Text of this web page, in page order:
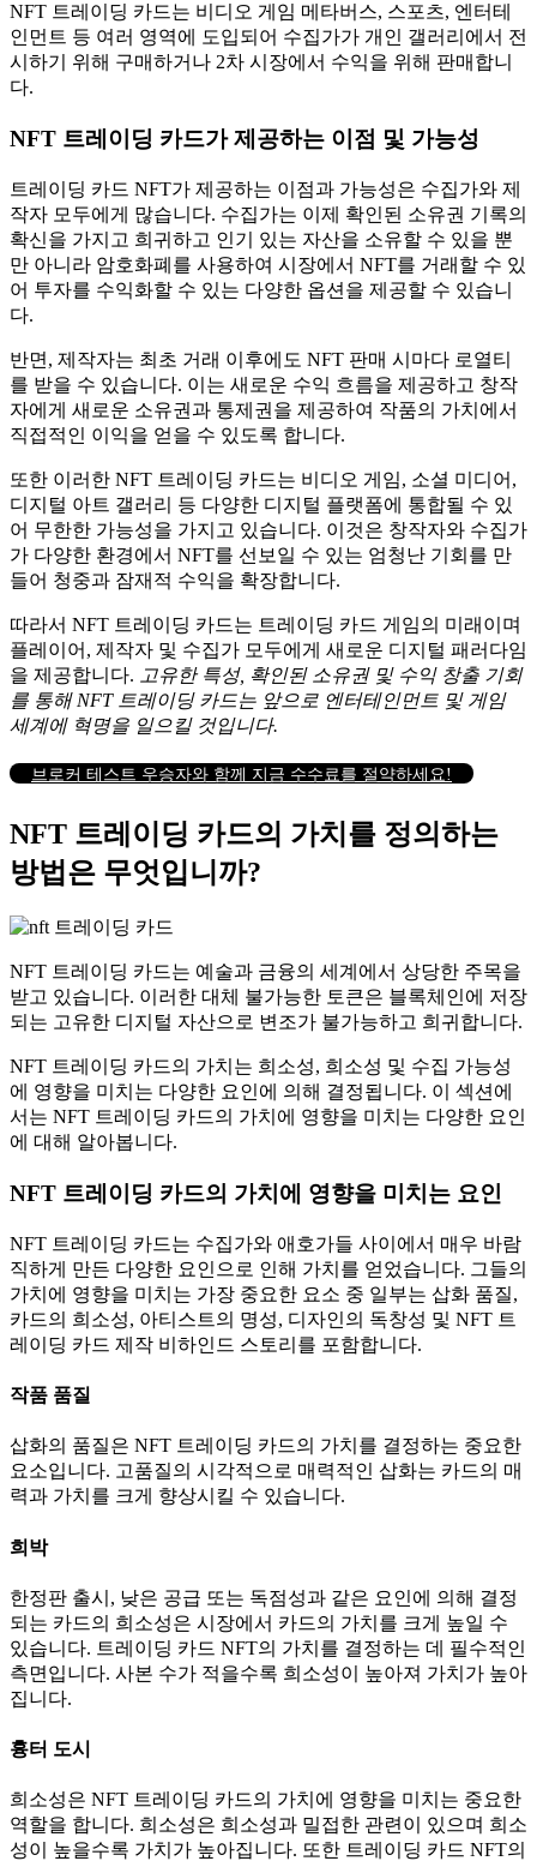
NFT 트레이딩 카드는 비디오 게임 메타버스, 스포츠, 엔터테
인먼트 등 여러 영역에 도입되어 수집가가 개인 갤러리에서 전
시하기 위해 구매하거나 2차 시장에서 수익을 위해 판매합니
다.
NFT 트레이딩 카드가 제공하는 이점 및 가능성
트레이딩 카드 NFT가 제공하는 이점과 가능성은 수집가와 제
작자 모두에게 많습니다. 수집가는 이제 확인된 소유권 기록의
확신을 가지고 희귀하고 인기 있는 자산을 소유할 수 있을 뿐
만 아니라 암호화폐를 사용하여 시장에서 NFT를 거래할 수 있
어 투자를 수익화할 수 있는 다양한 옵션을 제공할 수 있습니
다.
반면, 제작자는 최초 거래 이후에도 NFT 판매 시마다 로열티
를 받을 수 있습니다. 이는 새로운 수익 흐름을 제공하고 창작
자에게 새로운 소유권과 통제권을 제공하여 작품의 가치에서
직접적인 이익을 얻을 수 있도록 합니다.
또한 이러한 NFT 트레이딩 카드는 비디오 게임, 소셜 미디어,
디지털 아트 갤러리 등 다양한 디지털 플랫폼에 통합될 수 있
어 무한한 가능성을 가지고 있습니다. 이것은 창작자와 수집가
가 다양한 환경에서 NFT를 선보일 수 있는 엄청난 기회를 만
들어 청중과 잠재적 수익을 확장합니다.
따라서 NFT 트레이딩 카드는 트레이딩 카드 게임의 미래이며
플레이어, 제작자 및 수집가 모두에게 새로운 디지털 패러다임
을 제공합니다. 고유한 특성, 확인된 소유권 및 수익 창출 기회
를 통해 NFT 트레이딩 카드는 앞으로 엔터테인먼트 및 게임
세계에 혁명을 일으킬 것입니다.
브로커 테스트 우승자와 함께 지금 수수료를 절약하세요!
NFT 트레이딩 카드의 가치를 정의하는
방법은 무엇입니까?
NFT 트레이딩 카드는 예술과 금융의 세계에서 상당한 주목을
받고 있습니다. 이러한 대체 불가능한 토큰은 블록체인에 저장
되는 고유한 디지털 자산으로 변조가 불가능하고 희귀합니다.
NFT 트레이딩 카드의 가치는 희소성, 희소성 및 수집 가능성
에 영향을 미치는 다양한 요인에 의해 결정됩니다. 이 섹션에
서는 NFT 트레이딩 카드의 가치에 영향을 미치는 다양한 요인
에 대해 알아봅니다.
NFT 트레이딩 카드의 가치에 영향을 미치는 요인
NFT 트레이딩 카드는 수집가와 애호가들 사이에서 매우 바람
직하게 만든 다양한 요인으로 인해 가치를 얻었습니다. 그들의
가치에 영향을 미치는 가장 중요한 요소 중 일부는 삽화 품질,
카드의 희소성, 아티스트의 명성, 디자인의 독창성 및 NFT 트
레이딩 카드 제작 비하인드 스토리를 포함합니다.
작품 품질
삽화의 품질은 NFT 트레이딩 카드의 가치를 결정하는 중요한
요소입니다. 고품질의 시각적으로 매력적인 삽화는 카드의 매
력과 가치를 크게 향상시킬 수 있습니다.
희박
한정판 출시, 낮은 공급 또는 독점성과 같은 요인에 의해 결정
되는 카드의 희소성은 시장에서 카드의 가치를 크게 높일 수
있습니다. 트레이딩 카드 NFT의 가치를 결정하는 데 필수적인
측면입니다. 사본 수가 적을수록 희소성이 높아져 가치가 높아
집니다.
흉터 도시
희소성은 NFT 트레이딩 카드의 가치에 영향을 미치는 중요한
역할을 합니다. 희소성은 희소성과 밀접한 관련이 있으며 희소
성이 높을수록 가치가 높아집니다. 또한 트레이딩 카드 NFT의